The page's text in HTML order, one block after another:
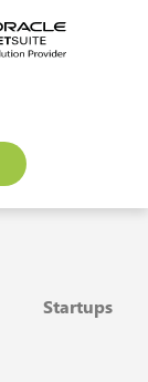
Startups